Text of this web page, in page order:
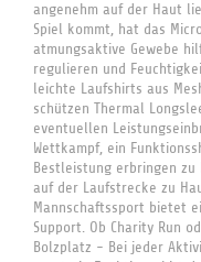
angenehm auf der Haut
Spiel kommt, hat das
atmungsaktive Gewebe
regulieren und
leichte Laufshirts aus
schützen Thermal
eventuellen
Wettkampf, ein
Bestleistung erbringen
auf der Laufstrecke zu
Mannschaftssport bietet
Support. Ob Charity Run
Bolzplatz - Bei jeder